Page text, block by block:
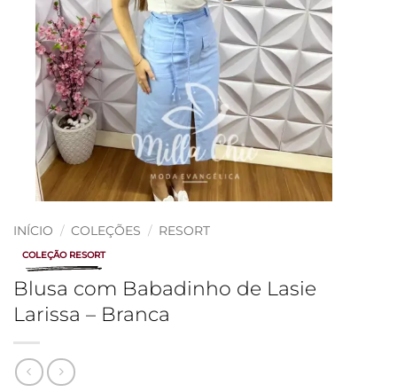
INÍCIO / COLEÇÕES / RESORT
COLEÇÃO RESORT
Blusa com Babadinho de Lasie
Larissa – Branca